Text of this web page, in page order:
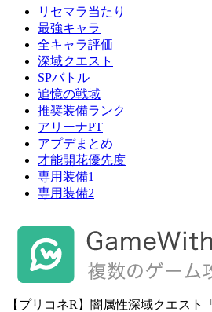
リセマラ当たり
最強キャラ
全キャラ評価
深域クエスト
SPバトル
追憶の戦域
推奨装備ランク
アリーナPT
アプデまとめ
才能開花優先度
専用装備1
専用装備2
【プリコネR】闇属性深域クエスト